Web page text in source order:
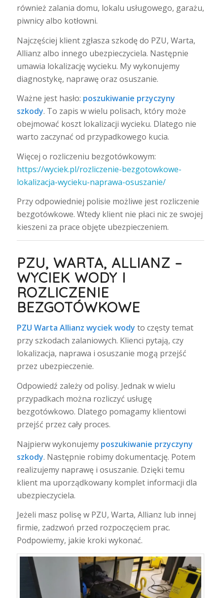
również zalania domu, lokalu usługowego, garażu,
piwnicy albo kotłowni.
Najczęściej klient zgłasza szkodę do PZU, Warta,
Allianz albo innego ubezpieczyciela. Następnie
umawia lokalizację wycieku. My wykonujemy
diagnostykę, naprawę oraz osuszanie.
Ważne jest hasło: poszukiwanie przyczyny
szkody. To zapis w wielu polisach, który może
obejmować koszt lokalizacji wycieku. Dlatego nie
warto zaczynać od przypadkowego kucia.
Więcej o rozliczeniu bezgotówkowym:
https://wyciek.pl/rozliczenie-bezgotowkowe-
lokalizacja-wycieku-naprawa-osuszanie/
Przy odpowiedniej polisie możliwe jest rozliczenie
bezgotówkowe. Wtedy klient nie płaci nic ze swojej
kieszeni za prace objęte ubezpieczeniem.
PZU, WARTA, ALLIANZ –
WYCIEK WODY I
ROZLICZENIE
BEZGOTÓWKOWE
PZU Warta Allianz wyciek wody to częsty temat
przy szkodach zalaniowych. Klienci pytają, czy
lokalizacja, naprawa i osuszanie mogą przejść
przez ubezpieczenie.
Odpowiedź zależy od polisy. Jednak w wielu
przypadkach można rozliczyć usługę
bezgotówkowo. Dlatego pomagamy klientowi
przejść przez cały proces.
Najpierw wykonujemy poszukiwanie przyczyny
szkody. Następnie robimy dokumentację. Potem
realizujemy naprawę i osuszanie. Dzięki temu
klient ma uporządkowany komplet informacji dla
ubezpieczyciela.
Jeżeli masz polisę w PZU, Warta, Allianz lub innej
firmie, zadzwoń przed rozpoczęciem prac.
Podpowiemy, jakie kroki wykonać.